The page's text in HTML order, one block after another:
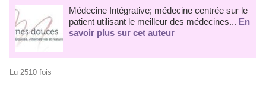
Médecine Intégrative; médecine centrée sur le
patient utilisant le meilleur des médecines... En
savoir plus sur cet auteur
Lu 2510 fois